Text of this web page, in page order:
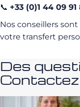
📞 +33 (0)1 44 09 91
Nos conseillers
votre transfert
Des